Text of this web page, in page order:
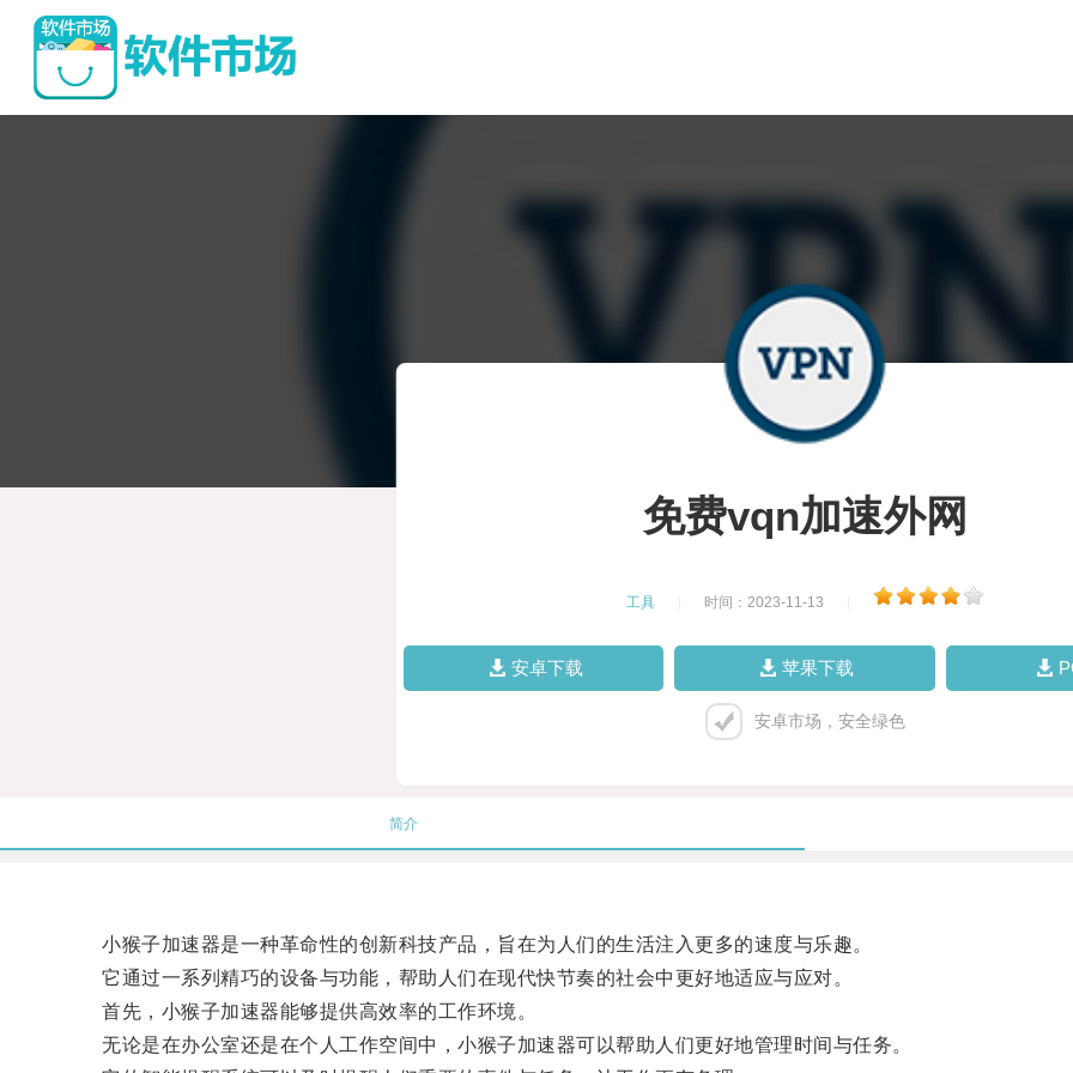
免费vqn加速外网
工具 时间：2023-11-13
安卓下载 苹果下载
安卓市场，安全绿色
简介
小猴子加速器是一种革命性的创新科技产品，旨在为人们的生活注入更多的速度与乐趣。
它通过一系列精巧的设备与功能，帮助人们在现代快节奏的社会中更好地适应与应对。
首先，小猴子加速器能够提供高效率的工作环境。
无论是在办公室还是在个人工作空间中，小猴子加速器可以帮助人们更好地管理时间与任务。